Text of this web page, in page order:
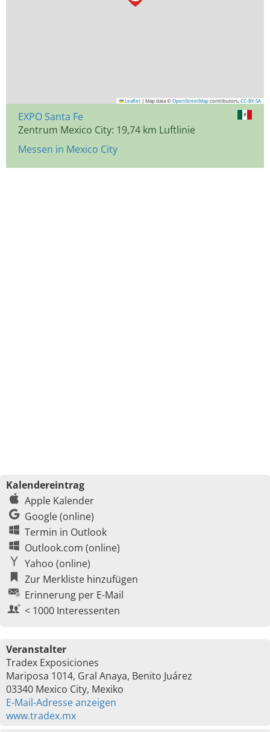
Leaflet | Map data © OpenStreetMap contributors, CC-BY-SA
EXPO Santa Fe
Zentrum Mexico City: 19,74 km Luftlinie
Messen in Mexico City
Kalendereintrag
Apple Kalender
Google (online)
Termin in Outlook
Outlook.com (online)
Yahoo (online)
Zur Merkliste hinzufügen
Erinnerung per E-Mail
< 1000 Interessenten
Veranstalter
Tradex Exposiciones
Mariposa 1014, Gral Anaya, Benito Juárez
03340 Mexico City, Mexiko
E-Mail-Adresse anzeigen
www.tradex.mx